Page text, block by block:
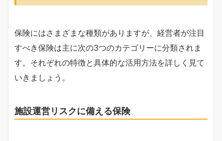
保険にはさまざまな種類がありますが、経営者が注目
すべき保険は主に次の3つのカテゴリーに分類されま
す。それぞれの特徴と具体的な活用方法を詳しく見て
いきましょう。
施設運営リスクに備える保険